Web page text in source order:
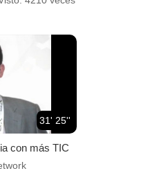
31' 25''
con más TIC